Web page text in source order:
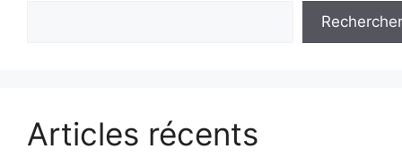
Rechercher
Articles récents